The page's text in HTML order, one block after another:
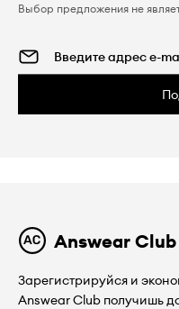
Выбор предложения не
Answear Club
Зарегистрируйся и
Answear Club получишь